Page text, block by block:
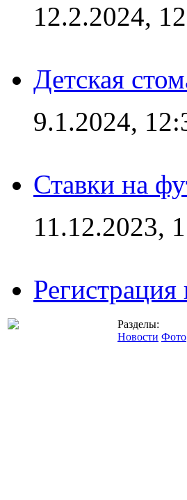
12.2.2024,
Детская
9.1.2024,
Ставки на
11.12.2023,
Разделы:
Новости Фото